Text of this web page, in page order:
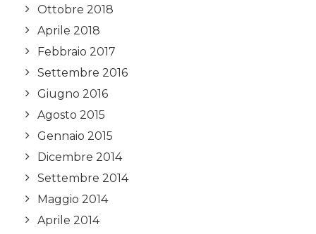
Ottobre 2018
Aprile 2018
Febbraio 2017
Settembre 2016
Giugno 2016
Agosto 2015
Gennaio 2015
Dicembre 2014
Settembre 2014
Maggio 2014
Aprile 2014